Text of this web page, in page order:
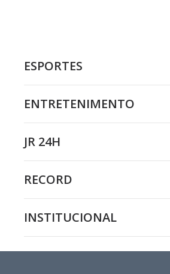
ESPORTES
ENTRETENIMENTO
JR 24H
RECORD
INSTITUCIONAL